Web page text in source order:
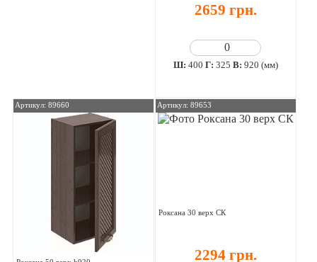
2659 грн.
Ш: 400 Г: 325 В: 920 (мм)
Артикул: 89660 Артикул: 89653
Роксана 30 верх СК
2294 грн.